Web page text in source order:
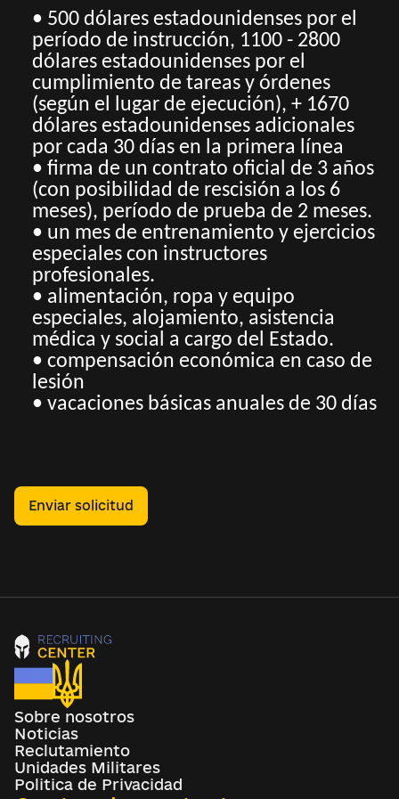
• 500 dólares estadounidenses por el
período de instrucción, 1100 - 2800
dólares estadounidenses por el
cumplimiento de tareas y órdenes
(según el lugar de ejecución), + 1670
dólares estadounidenses adicionales
por cada 30 días en la primera línea
• firma de un contrato oficial de 3 años
(con posibilidad de rescisión a los 6
meses), período de prueba de 2 meses.
• un mes de entrenamiento y ejercicios
especiales con instructores
profesionales.
• alimentación, ropa y equipo
especiales, alojamiento, asistencia
médica y social a cargo del Estado.
• compensación económica en caso de
lesión
• vacaciones básicas anuales de 30 días
Enviar solicitud
Sobre nosotros
Noticias
Reclutamiento
Unidades Militares
Politica de Privacidad